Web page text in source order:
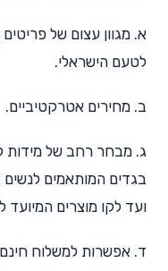
א. מגוון עצום של
לטעם הישראלי.
ב. מחירים אטרקטיביים.
ג. מבחר רחב של מידות
ועד לקו מוצרים המיועד
ד. אפשרות למשלוח חינם